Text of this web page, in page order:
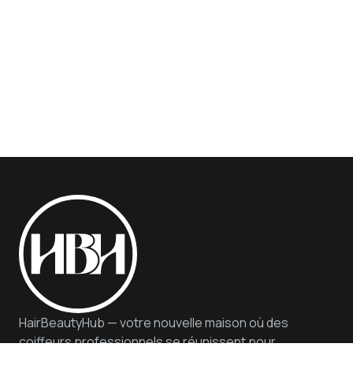
HairBeautyHub — votre nouvelle maison où des
coiffeurs professionnels se réunissent pour